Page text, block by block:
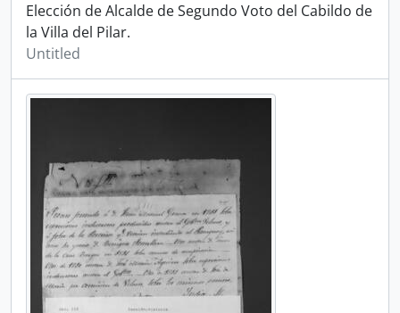
Elección de Alcalde de Segundo Voto del Cabildo de
la Villa del Pilar.
Untitled